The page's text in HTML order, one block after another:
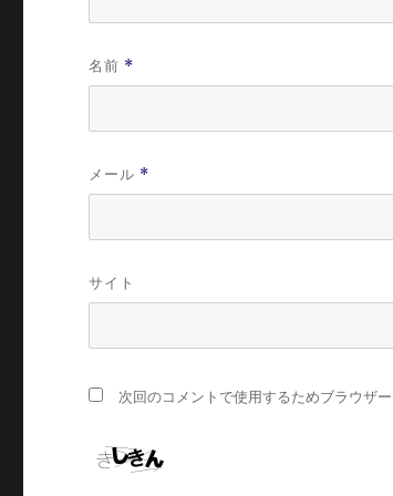
名前 *
メール *
サイト
次回のコメントで使用するためブラウザ